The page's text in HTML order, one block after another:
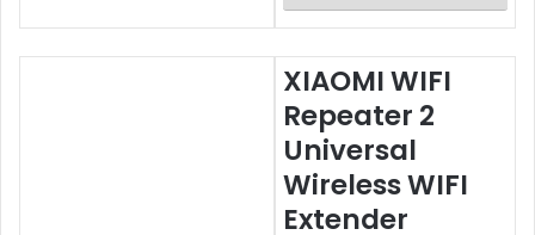
XIAOMI WIFI
Repeater 2
Universal
Wireless WIFI
Extender